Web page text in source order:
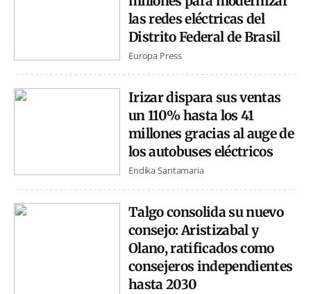
las redes eléctricas del
Distrito Federal de Brasil
Europa Press
Irizar dispara sus ventas
un 110% hasta los 41
millones gracias al auge de
los autobuses eléctricos
Endika Santamaria
Talgo consolida su nuevo
consejo: Aristizabal y
Olano, ratificados como
consejeros independientes
hasta 2030